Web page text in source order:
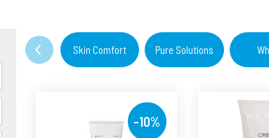
Skin Comfort Pure Solutions
-10%